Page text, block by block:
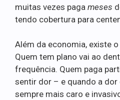
muitas vezes paga meses
tendo cobertura para
Além da economia, existe
Quem tem plano vai ao
frequência. Quem paga
sentir dor – e quando a
sempre mais caro e